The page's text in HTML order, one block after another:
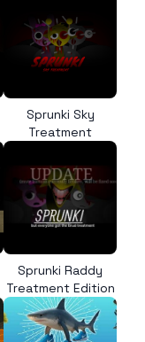
Sprunki Sky
Treatment
Sprunki Raddy
Treatment Edition